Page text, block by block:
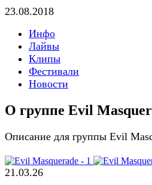
23.08.2018
Инфо
Лайвы
Клипы
Фестивали
Новости
О группе Evil
Описание для группы Evil
21.03.26